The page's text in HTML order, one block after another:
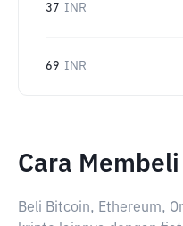
37 INR
69 INR
Cara
Beli Bitcoin, Ethereum,